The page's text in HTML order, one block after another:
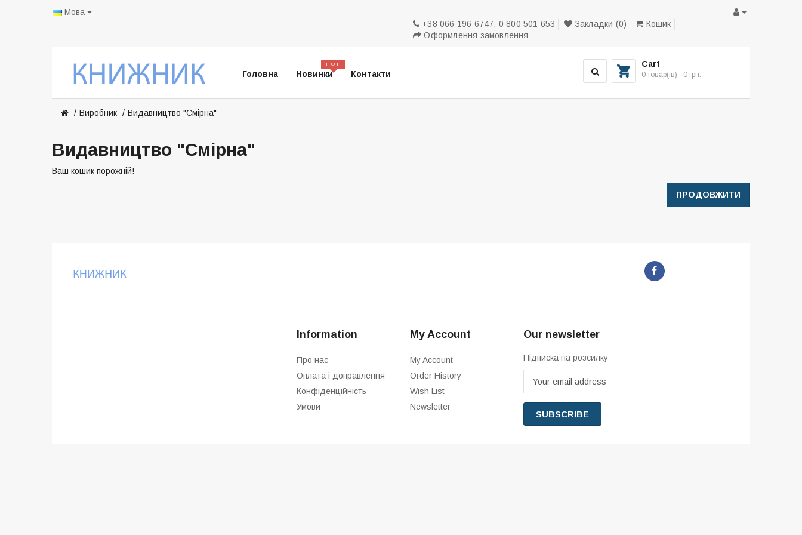
Мова
+38 066 196 6747, 0 800 501 653
Закладки (0)
Кошик
Оформлення замовлення
Головна
HOT
Новинки Контакти
Cart
0 товар(ів) - 0 грн.
Виробник Видавництво "Смірна"
Видавництво "Смірна"
Ваш кошик порожній!
ПРОДОВЖИТИ
Information
Про нас
Оплата і доправлення
Конфіденційність
Умови
My Account
My Account
Order History
Wish List
Newsletter
Our newsletter
Підписка на розсилку
SUBSCRIBE